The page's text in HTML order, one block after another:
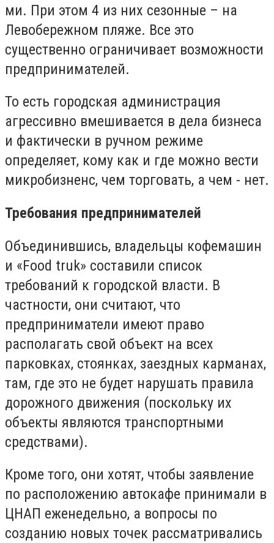
ми. При этом 4 из них сезонные – на
Левобережном пляже. Все это
существенно ограничивает возможности
предпринимателей.
То есть городская администрация
агрессивно вмешивается в дела бизнеса
и фактически в ручном режиме
определяет, кому как и где можно вести
микробизненс, чем торговать, а чем - нет.
Требования предпринимателей
Объединившись, владельцы кофемашин
и «Fооd truk» составили список
требований к городской власти. В
частности, они считают, что
предприниматели имеют право
располагать свой объект на всех
парковках, стоянках, заездных карманах,
там, где это не будет нарушать правила
дорожного движения (поскольку их
объекты являются транспортными
средствами).
Кроме того, они хотят, чтобы заявление
по расположению автокафе принимали в
ЦНАП еженедельно, а вопросы по
созданию новых точек рассматривались